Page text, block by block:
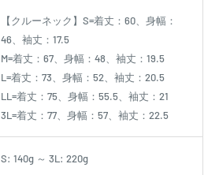
【クルーネック】S=着丈：60、身幅：
46、袖丈：17.5
M=着丈：67、身幅：48、袖丈：19.5
L=着丈：73、身幅：52、袖丈：20.5
LL=着丈：75、身幅：55.5、袖丈：21
3L=着丈：77、身幅：57、袖丈：22.5
S: 140g ～ 3L: 220g